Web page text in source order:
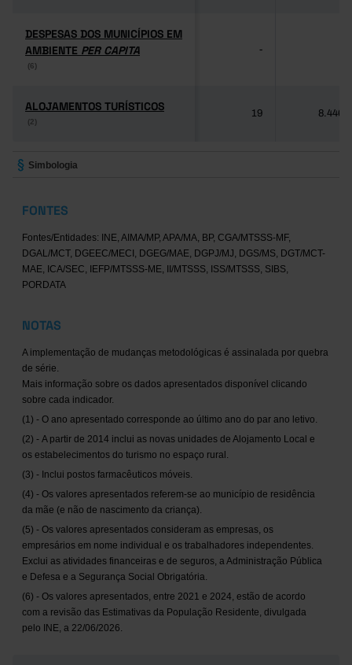
DESPESAS DOS MUNICÍPIOS EM
AMBIENTE PER CAPITA
(6)
DESPESAS DOS MUNICÍPIOS EM
AMBIENTE PER CAPITA
(6)
-
ALOJAMENTOS TURÍSTICOS
(2)
ALOJAMENTOS TURÍSTICOS
(2)
19 8.446
Simbologia
FONTES
Fontes/Entidades: INE, AIMA/MP, APA/MA, BP, CGA/MTSSS-MF,
DGAL/MCT, DGEEC/MECI, DGEG/MAE, DGPJ/MJ, DGS/MS, DGT/MCT-
MAE, ICA/SEC, IEFP/MTSSS-ME, II/MTSSS, ISS/MTSSS, SIBS,
PORDATA
NOTAS
A implementação de mudanças metodológicas é assinalada por quebra
de série.
Mais informação sobre os dados apresentados disponível clicando
sobre cada indicador.
(1) - O ano apresentado corresponde ao último ano do par ano letivo.
(2) - A partir de 2014 inclui as novas unidades de Alojamento Local e
os estabelecimentos do turismo no espaço rural.
(3) - Inclui postos farmacêuticos móveis.
(4) - Os valores apresentados referem-se ao município de residência
da mãe (e não de nascimento da criança).
(5) - Os valores apresentados consideram as empresas, os
empresários em nome individual e os trabalhadores independentes.
Exclui as atividades financeiras e de seguros, a Administração Pública
e Defesa e a Segurança Social Obrigatória.
(6) - Os valores apresentados, entre 2021 e 2024, estão de acordo
com a revisão das Estimativas da População Residente, divulgada
pelo INE, a 22/06/2026.